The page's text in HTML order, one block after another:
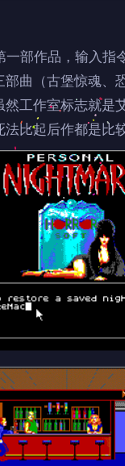
一部作品，输入指
部曲（古堡惊魂、
然工作室标志就是
比起后作都是比